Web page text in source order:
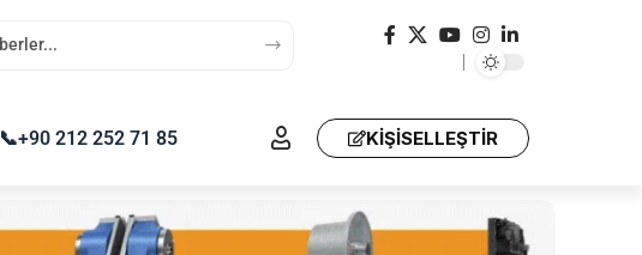
📞+90 212 252 71 85 KIŞISELLEŞTIR